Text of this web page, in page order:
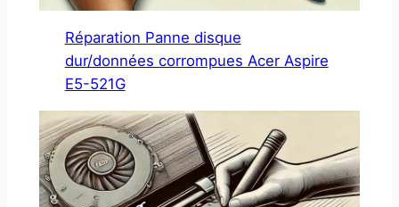
Réparation Panne disque
dur/données corrompues Acer Aspire
E5-521G